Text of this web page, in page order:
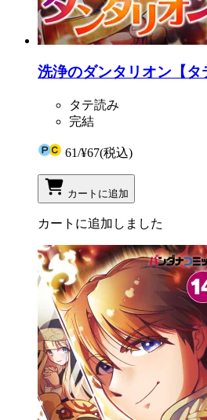
洗浄のダンタリオン【タ
タテ読み
完結
61/¥67(税込)
カートに追加
カートに追加しました